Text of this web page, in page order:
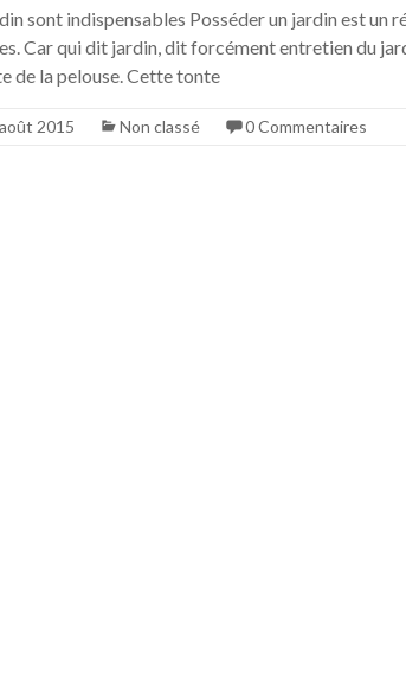
sont indispensables Posséder un jardin est un
Car qui dit jardin, dit forcément entretien du
de la pelouse. Cette tonte
2015 Non classé 0 Commentaires